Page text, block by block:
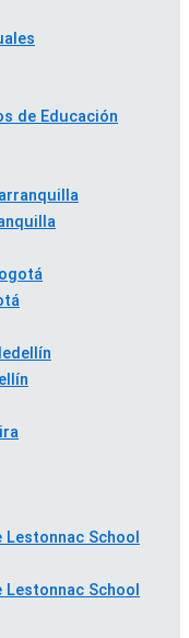
de Educación
Lestonnac School
Lestonnac School